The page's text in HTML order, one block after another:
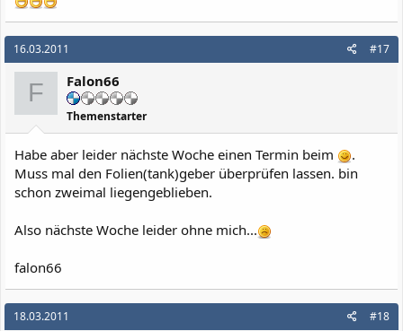
16.03.2011 #17
F Falon66
Themenstarter
Habe aber leider nächste Woche einen Termin beim
.
Muss mal den Folien(tank)geber überprüfen lassen. bin
schon zweimal liegengeblieben.
Also nächste Woche leider ohne mich...
falon66
18.03.2011 #18